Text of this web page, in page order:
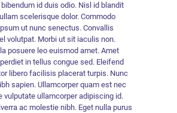
id duis odio. Nisl id blandit
scelerisque dolor. Commodo
ut nunc senectus. Convallis
volutpat. Morbi ut sit iaculis non.
posuere leo euismod amet. Amet
in tellus congue sed. Eleifend
libero facilisis placerat turpis. Nunc
sapien. Ullamcorper quam est nec
vulputate ullamcorper adipiscing id.
ac molestie nibh. Eget nulla purus